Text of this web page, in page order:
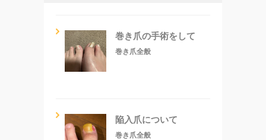
巻き爪の手術をして
巻き爪全般
陥入爪について
巻き爪全般